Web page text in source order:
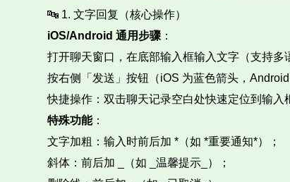
🔤 1. 文字回复（核心操作）​
iOS/Android 通用步骤 ：​
打开聊天窗口，在底部输入框输入文字（支持多
按右侧「发送」按钮（iOS 为蓝色箭头，Android
快捷操作：双击聊天记录空白处快速定位到输入
特殊功能：​
文字加粗：输入时前后加 *（如 *重要通知*）；​
斜体：前后加 _（如 _温馨提示_）；​